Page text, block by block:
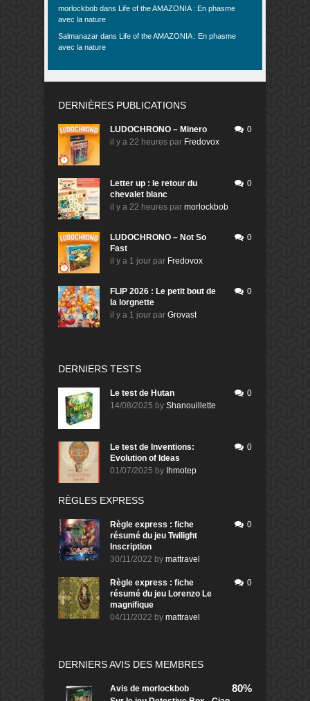
morlockbob dans Life of the AMAZONIA : En phasme
avec la nature
Salmanazar dans Life of the AMAZONIA : En phasme
avec la nature
DERNIÈRES PUBLICATIONS
LUDOCHRONO – Minero
il y a 22 heures par Fredovox
0
Letter up : le retour du
chevalet blanc
il y a 22 heures par morlockbob
0
LUDOCHRONO – Not So
Fast
il y a 1 jour par Fredovox
0
FLIP 2026 : Le petit bout de
la lorgnette
il y a 1 jour par Grovast
0
DERNIERS TESTS
Le test de Hutan
14/08/2025 by Shanouillette
0
Le test de Inventions:
Evolution of Ideas
01/07/2025 by Ihmotep
0
RÈGLES EXPRESS
Règle express : fiche
résumé du jeu Twilight
Inscription
30/11/2022 by mattravel
0
Règle express : fiche
résumé du jeu Lorenzo Le
magnifique
04/11/2022 by mattravel
0
DERNIERS AVIS DES MEMBRES
Avis de morlockbob
80%